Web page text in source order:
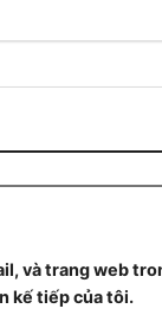
và trang web
kế tiếp của tôi.